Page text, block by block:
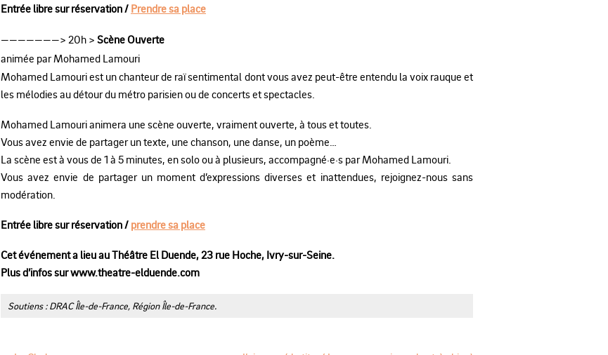
Entrée libre sur réservation / Prendre sa place
———————> 20h > Scène Ouverte
animée par Mohamed Lamouri
Mohamed Lamouri est un chanteur de raï sentimental dont vous avez peut-être entendu la voix rauque et
les mélodies au détour du métro parisien ou de concerts et spectacles.
Mohamed Lamouri animera une scène ouverte, vraiment ouverte, à tous et toutes.
Vous avez envie de partager un texte, une chanson, une danse, un poème…
La scène est à vous de 1 à 5 minutes, en solo ou à plusieurs, accompagné·e·s par Mohamed Lamouri.
Vous avez envie de partager un moment d’expressions diverses et inattendues, rejoignez-nous sans
modération.
Entrée libre sur réservation / prendre sa place
Cet événement a lieu au Théâtre El Duende, 23 rue Hoche, Ivry-sur-Seine.
Plus d’infos sur www.theatre-elduende.com
Soutiens : DRAC Île-de-France, Région Île-de-France.